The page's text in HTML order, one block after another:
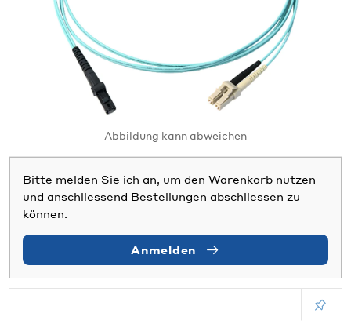
Abbildung kann abweichen
Bitte melden Sie ich an, um den Warenkorb nutzen
und anschliessend Bestellungen abschliessen zu
können.
Anmelden